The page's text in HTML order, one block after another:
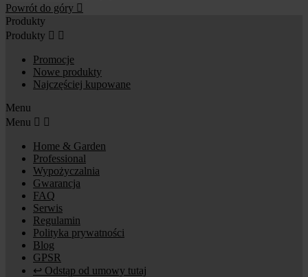
Powrót do góry 
Produkty
Produkty  
Promocje
Nowe produkty
Najczęściej kupowane
Menu
Menu  
Home & Garden
Professional
Wypożyczalnia
Gwarancja
FAQ
Serwis
Regulamin
Polityka prywatności
Blog
GPSR
↩ Odstąp od umowy tutaj